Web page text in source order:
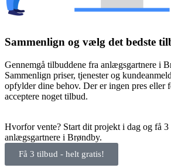
Sammenlign og vælg det bedste
Gennemgå tilbuddene fra anlægsgartnere i
Sammenlign priser, tjenester og
opfylder dine behov. Der er ingen pres eller
acceptere noget tilbud.
Hvorfor vente? Start dit projekt i dag og få
anlægsgartnere i Brøndby.
Få 3 tilbud - helt gratis!